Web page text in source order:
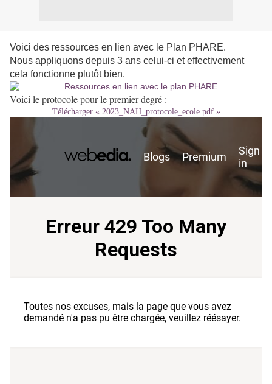
Voici des ressources en lien avec le Plan PHARE.
Nous appliquons depuis 3 ans celui-ci et effectivement
cela fonctionne plutôt bien.
Voici le protocole pour le premier degré :
Télécharger « 2023_NAH_protocole_ecole.pdf »